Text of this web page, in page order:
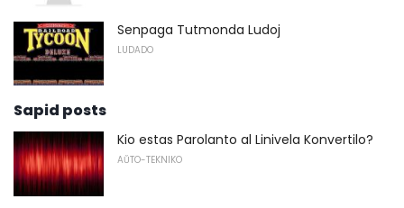
Senpaga Tutmonda Ludoj
LUDADO
Sapid posts
Kio estas Parolanto al Linivela Konvertilo?
AŬTO-TEKNIKO